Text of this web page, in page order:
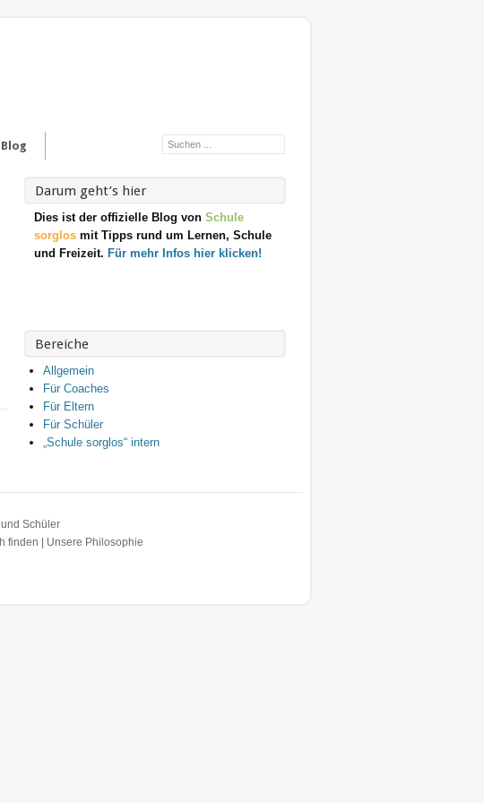
Blog
Darum geht’s hier
Dies ist der offizielle Blog von Schule
sorglos mit Tipps rund um Lernen, Schule
und Freizeit. Für mehr Infos hier klicken!
Bereiche
Allgemein
Für Coaches
Für Eltern
Für Schüler
„Schule sorglos“ intern
Schüler
finden Unsere Philosophie